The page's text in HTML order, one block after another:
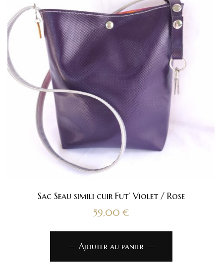
Sac Seau simili cuir Fut’ Violet / Rose
59,00 €
Ajouter au panier